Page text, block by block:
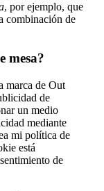
, por ejemplo, que
combinación de
mesa?
marca de Out
de
un medio
mediante
mi política de
está
de